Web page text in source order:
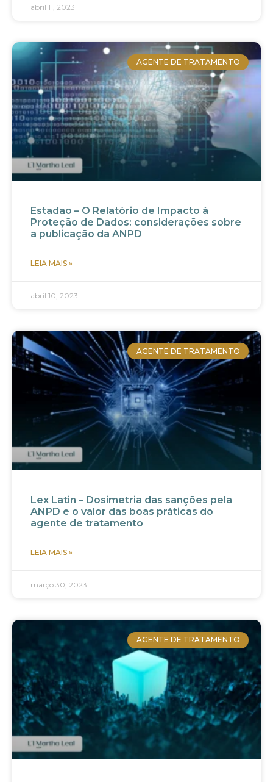
abril 11, 2023
AGENTE DE TRATAMENTO
Estadão – O Relatório de Impacto à
Proteção de Dados: considerações sobre
a publicação da ANPD
LEIA MAIS »
abril 10, 2023
AGENTE DE TRATAMENTO
Lex Latin – Dosimetria das sanções pela
ANPD e o valor das boas práticas do
agente de tratamento
LEIA MAIS »
março 30, 2023
AGENTE DE TRATAMENTO